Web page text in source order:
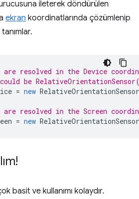
ileterek döndürülen
ekran koordinatlarında çözümlenip
are resolved in the Device
be
= new RelativeOrientationSensor
resolved in the Screen
= new RelativeOrientationSensor
basit ve kullanımı kolaydır.